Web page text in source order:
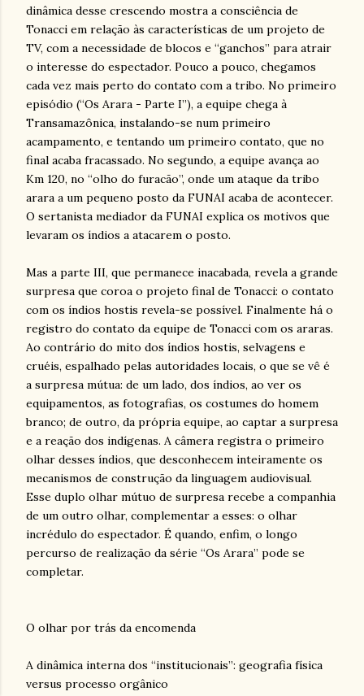
dinâmica desse crescendo mostra a consciência de
Tonacci em relação às características de um projeto de
TV, com a necessidade de blocos e “ganchos” para atrair
o interesse do espectador. Pouco a pouco, chegamos
cada vez mais perto do contato com a tribo. No primeiro
episódio (“Os Arara - Parte I”), a equipe chega à
Transamazônica, instalando-se num primeiro
acampamento, e tentando um primeiro contato, que no
final acaba fracassado. No segundo, a equipe avança ao
Km 120, no “olho do furacão”, onde um ataque da tribo
arara a um pequeno posto da FUNAI acaba de acontecer.
O sertanista mediador da FUNAI explica os motivos que
levaram os índios a atacarem o posto.
Mas a parte III, que permanece inacabada, revela a grande
surpresa que coroa o projeto final de Tonacci: o contato
com os índios hostis revela-se possível. Finalmente há o
registro do contato da equipe de Tonacci com os araras.
Ao contrário do mito dos índios hostis, selvagens e
cruéis, espalhado pelas autoridades locais, o que se vê é
a surpresa mútua: de um lado, dos índios, ao ver os
equipamentos, as fotografias, os costumes do homem
branco; de outro, da própria equipe, ao captar a surpresa
e a reação dos indígenas. A câmera registra o primeiro
olhar desses índios, que desconhecem inteiramente os
mecanismos de construção da linguagem audiovisual.
Esse duplo olhar mútuo de surpresa recebe a companhia
de um outro olhar, complementar a esses: o olhar
incrédulo do espectador. É quando, enfim, o longo
percurso de realização da série “Os Arara” pode se
completar.
O olhar por trás da encomenda
A dinâmica interna dos “institucionais”: geografia física
versus processo orgânico